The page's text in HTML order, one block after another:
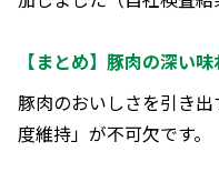
【まとめ】豚肉の深い
豚肉のおいしさを引き
度維持」が不可欠です。